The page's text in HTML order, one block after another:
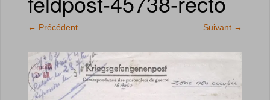
← Précédent Suivant →